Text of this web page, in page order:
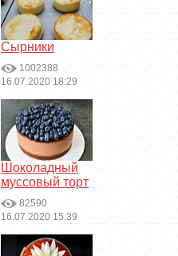
Сырники
1002388
16.07.2020 18:29
Шоколадный
муссовый торт
82590
16.07.2020 15:39